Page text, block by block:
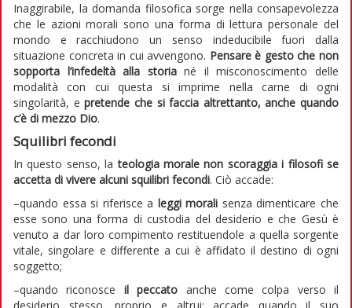
Inaggirabile, la domanda filosofica sorge nella consapevolezza
che le azioni morali sono una forma di lettura personale del
mondo e racchiudono un senso indeducibile fuori dalla
situazione concreta in cui avvengono. Pensare è gesto che non
sopporta l’infedeltà alla storiané il misconoscimento delle
modalità con cui questa si imprime nella carne di ogni
singolarità, epretende che si faccia altrettanto, anche quando
c’è di mezzo Dio.
Squilibri fecondi
In questo senso, lateologia morale non scoraggia i filosofi se
accetta di vivere alcuni squilibri fecondi. Ciò accade:
–quando essa si riferisce a leggi morali senza dimenticare che
esse sono una forma di custodia del desiderio e che Gesù è
venuto a dar loro compimento restituendole a quella sorgente
vitale, singolare e differente a cui è affidato il destino di ogni
soggetto;
–quando riconosce il peccato anche come colpa verso il